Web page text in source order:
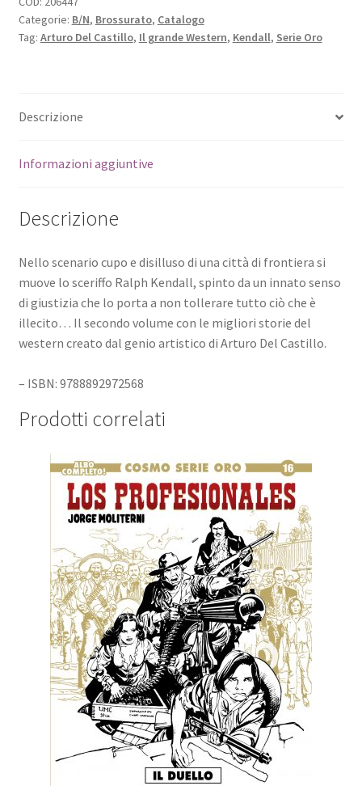
Categorie: B/N, Brossurato, Catalogo
Tag: Arturo Del Castillo, Il grande Western, Kendall, Serie Oro
Descrizione
Informazioni aggiuntive
Descrizione
Nello scenario cupo e disilluso di una città di frontiera si
muove lo sceriffo Ralph Kendall, spinto da un innato senso
di giustizia che lo porta a non tollerare tutto ciò che è
illecito… Il secondo volume con le migliori storie del
western creato dal genio artistico di Arturo Del Castillo.
– ISBN: 9788892972568
Prodotti correlati